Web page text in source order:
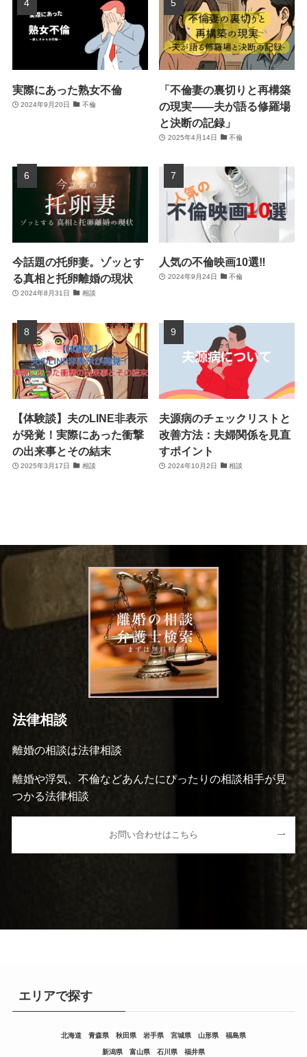
実際にあった熟女不倫
2024年9月20日 不倫
「不倫妻の裏切りと再構築
の現実――夫が語る修羅場
と決断の記録」
2025年4月14日 不倫
今話題の托卵妻。ゾッとす
る真相と托卵離婚の現状
2024年8月31日 相談
人気の不倫映画10選‼
2024年9月24日 不倫
【体験談】夫のLINE非表示
が発覚！実際にあった衝撃
の出来事とその結末
2025年3月17日 相談
夫源病のチェックリストと
改善方法：夫婦関係を見直
すポイント
2024年10月2日 相談
法律相談
離婚の相談は法律相談
離婚や浮気、不倫などあんたにぴったりの相談相手が見
つかる法律相談
お問い合わせはこちら
エリアで探す
北海道 青森県 秋田県 岩手県 宮城県 山形県 福島県
新潟県 富山県 石川県 福井県